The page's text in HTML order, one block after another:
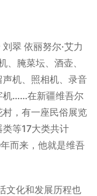
翠 依丽努尔·艾力
、腌菜坛、酒壶、
机、照相机、录音
机……在新疆维吾尔
，有一座民俗展览
等17大类共计
而来，他就是维吾
文化和发展历程也